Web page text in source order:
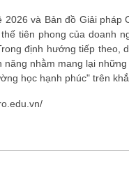
và Bản đồ Giải pháp
tiên phong của doanh
định hướng tiếp theo,
nhằm mang lại
học hạnh phúc" trên